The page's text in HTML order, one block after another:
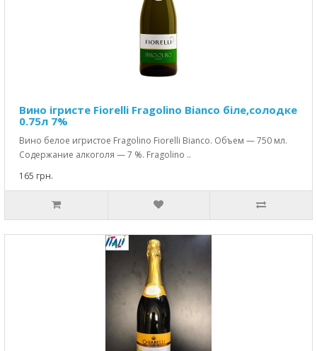
Вино ігристе Fiorelli Fragolino Bianco біле,солодке
0.75л 7%
Вино белое игристое Fragolino Fiorelli Bianco. Объем — 750 мл.
Содержание алкоголя — 7 %. Fragolino ..
165 грн.